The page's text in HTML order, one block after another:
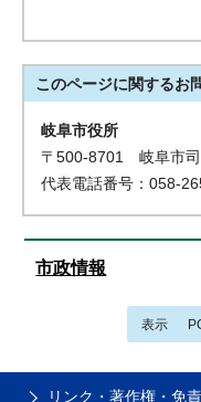
このページに関するお
岐阜市役所
〒500-8701 岐阜市司
代表電話番号：058-
市政情報
表示
リンク・著作権・免